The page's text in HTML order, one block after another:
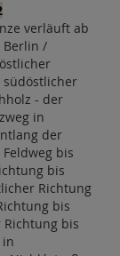
verläuft ab
Berlin /
südöstlicher
- der
in
der
bis
bis
Richtung
bis
bis
in